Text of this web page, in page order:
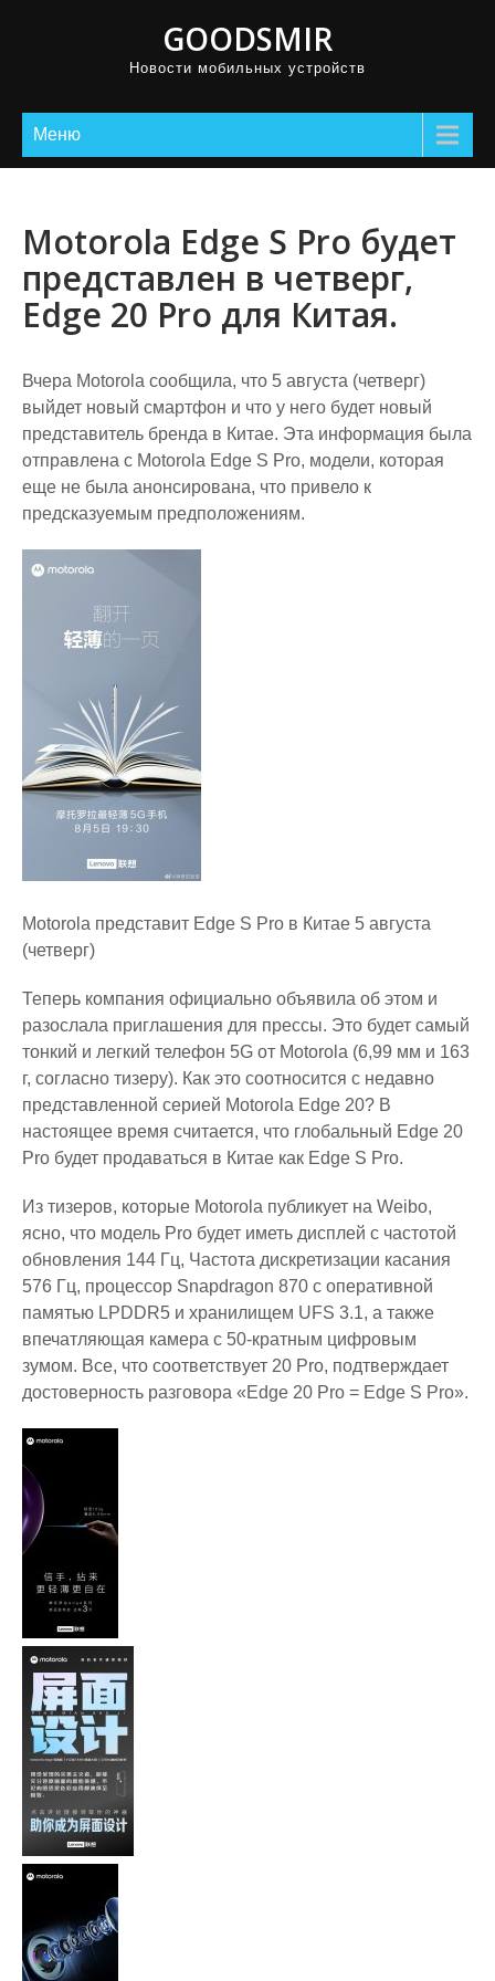
GOODSMIR
Новости мобильных устройств
Меню
Motorola Edge S Pro будет
представлен в четверг,
Edge 20 Pro для Китая.
Вчера Motorola сообщила, что 5 августа (четверг)
выйдет новый смартфон и что у него будет новый
представитель бренда в Китае. Эта информация была
отправлена ​​с Motorola Edge S Pro, модели, которая
еще не была анонсирована, что привело к
предсказуемым предположениям.
Motorola представит Edge S Pro в Китае 5 августа
(четверг)
Теперь компания официально объявила об этом и
разослала приглашения для прессы. Это будет самый
тонкий и легкий телефон 5G от Motorola (6,99 мм и 163
г, согласно тизеру). Как это соотносится с недавно
представленной серией Motorola Edge 20? В
настоящее время считается, что глобальный Edge 20
Pro будет продаваться в Китае как Edge S Pro.
Из тизеров, которые Motorola публикует на Weibo,
ясно, что модель Pro будет иметь дисплей с частотой
обновления 144 Гц, Частота дискретизации касания
576 Гц, процессор Snapdragon 870 с оперативной
памятью LPDDR5 и хранилищем UFS 3.1, а также
впечатляющая камера с 50-кратным цифровым
зумом. Все, что соответствует 20 Pro, подтверждает
достоверность разговора «Edge 20 Pro = Edge S Pro».